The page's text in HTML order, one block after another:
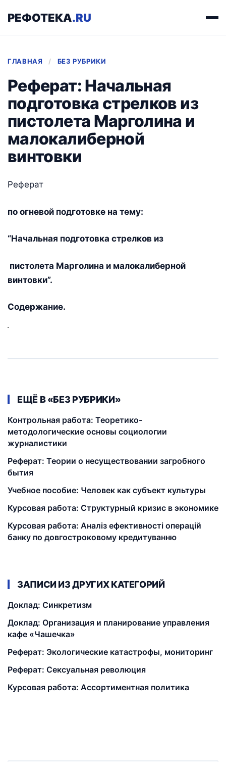
РЕФОТЕКА.RU
ГЛАВНАЯ / БЕЗ РУБРИКИ
Реферат: Начальная
подготовка стрелков из
пистолета Марголина и
малокалиберной
винтовки
Реферат
по огневой подготовке на тему:
“Начальная подготовка стрелков из
пистолета Марголина и малокалиберной
винтовки”.
Содержание.
ЕЩЁ В «БЕЗ РУБРИКИ»
Контрольная работа: Теоретико-
методологические основы социологии
журналистики
Реферат: Теории о несуществовании загробного
бытия
Учебное пособие: Человек как субъект культуры
Курсовая работа: Структурный кризис в экономике
Курсовая работа: Аналіз ефективності операцій
банку по довгостроковому кредитуванню
ЗАПИСИ ИЗ ДРУГИХ КАТЕГОРИЙ
Доклад: Синкретизм
Доклад: Организация и планирование управления
кафе «Чашечка»
Реферат: Экологические катастрофы, мониторинг
Реферат: Сексуальная революция
Курсовая работа: Ассортиментная политика